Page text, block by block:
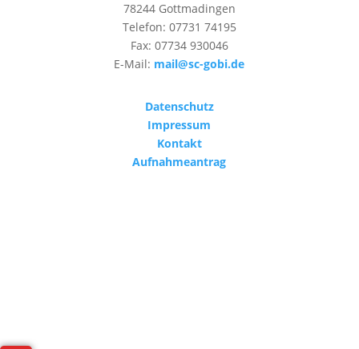
78244 Gottmadingen
Telefon: 07731 74195
Fax: 07734 930046
E-Mail: mail@sc-gobi.de
Datenschutz
Impressum
Kontakt
Aufnahmeantrag